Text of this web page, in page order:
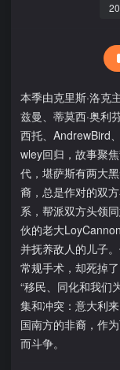
本季由克里斯·洛克
兹曼、蒂莫西·奥利
西托、AndrewBird
wley回归，故事聚
代，堪萨斯有两大
裔，总是作对的双
系，帮派双方头领
伙的老大
并抚养敌人的儿子
常规手术，却死掉
“移民、同化和我们
集和冲突：意大利
国南方的非裔，作
而斗争。